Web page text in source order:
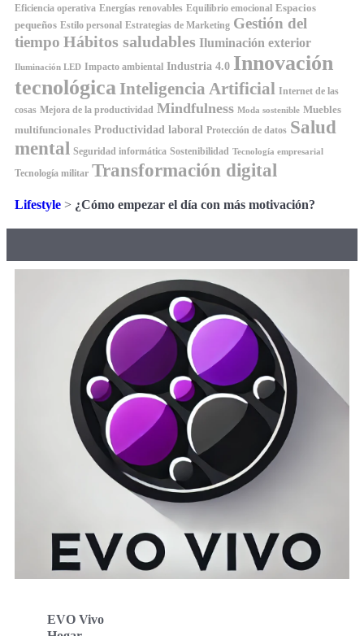
Eficiencia operativa Energías renovables Equilibrio emocional Espacios
pequeños Estilo personal Estrategias de Marketing Gestión del
tiempo Hábitos saludables Iluminación exterior
Iluminación LED Impacto ambiental Industria 4.0 Innovación
tecnológica Inteligencia Artificial Internet de las
cosas Mejora de la productividad Mindfulness Moda sostenible Muebles
multifuncionales Productividad laboral Protección de datos Salud
mental Seguridad informática Sostenibilidad Tecnología empresarial
Tecnología militar Transformación digital
Lifestyle > ¿Cómo empezar el día con más motivación?
EVO Vivo